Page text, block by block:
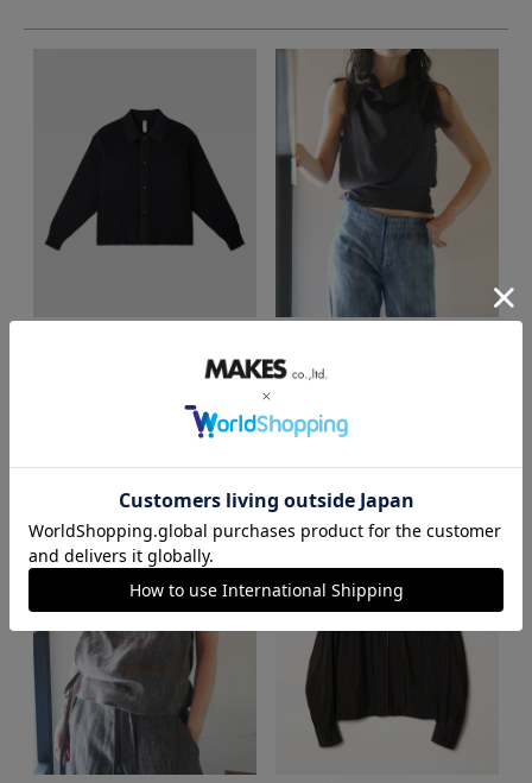
＜CFCL＞FLUTED SHIRT
税込
＜seya.＞SHAXI BLOUSE
本体価格